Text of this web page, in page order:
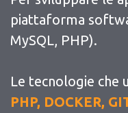
piattaforma
MySQL, PHP).
Le tecnologie che
PHP, DOCKER,